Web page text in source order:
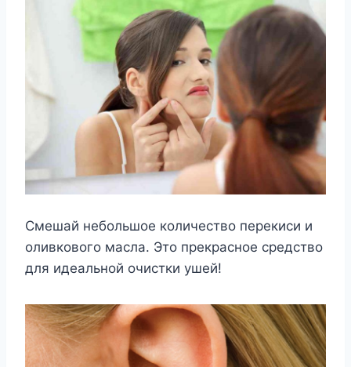
Смешай небольшое количество перекиси и
оливкового масла. Это прекрасное средство
для идеальной очистки ушей!